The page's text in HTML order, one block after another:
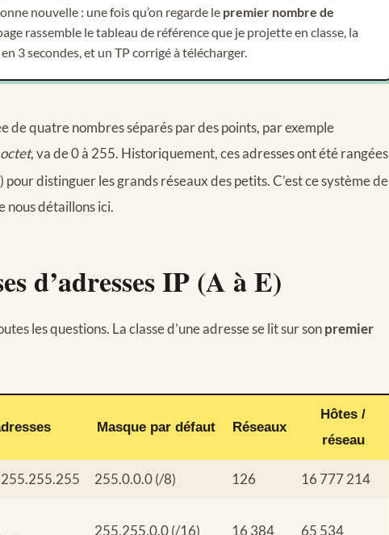
nouvelle : une fois qu’on regarde le premier nombre de
rassemble le tableau de référence que je projette en classe, la
3 secondes, et un TP corrigé à télécharger.
de quatre nombres séparés par des points, par exemple
octet, va de 0 à 255. Historiquement, ces adresses ont été rangées
pour distinguer les grands réseaux des petits. C’est ce système de
nous détaillons ici.
d’adresses IP (A à E)
les questions. La classe d’une adresse se lit sur sonpremier
Masque par défaut Réseaux
Hôtes /
réseau
255.0.0.0 (/8) 126 16 777 214
255.255.0.0 (/16) 16 384 65 534